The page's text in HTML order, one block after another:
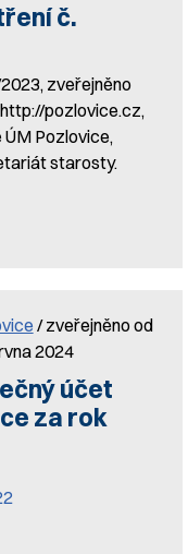
č.
zveřejněno
pozlovice.cz,
Pozlovice,
starosty.
/ zveřejněno od
2024
účet
za rok